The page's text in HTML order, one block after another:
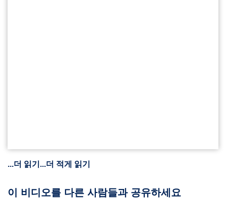
...더 읽기 ...더 적게 읽기
이 비디오를 다른 사람들과 공유하세요